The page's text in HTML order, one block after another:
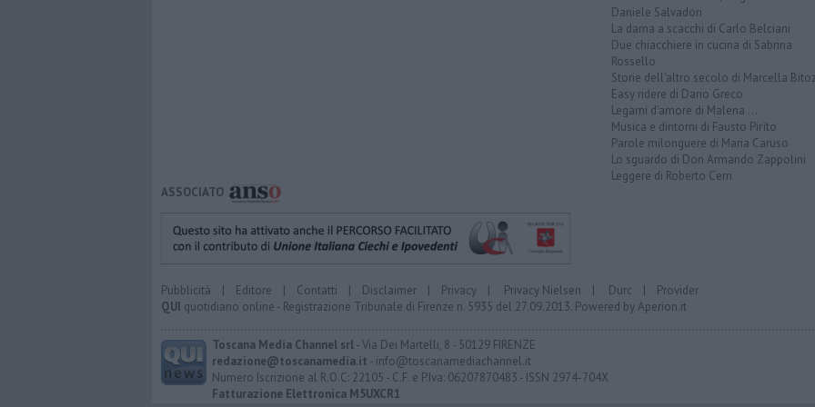
Daniele Salvadori
La dama a scacchi di Carlo Belciani
Due chiacchiere in cucina di Sabrina
Rossello
Storie dell'altro secolo di Marcella
Easy ridere di Dario Greco
Legami d'amore di Malena ...
Musica e dintorni di Fausto Pirìto
Parole milonguere di Maria Caruso
Lo sguardo di Don Armando Zappolini
Leggere di Roberto Cerri
ASSOCIATO
Pubblicità | Editore | Contatti | Disclaimer | Privacy | Privacy Nielsen | Durc | Provider
QUI quotidiano online - Registrazione Tribunale di Firenze n. 5935 del 27.09.2013. Powered byAperion.it
Toscana Media Channel srl- Via Dei Martelli, 8 - 50129 FIRENZE
redazione@toscanamedia.it - info@toscanamediachannel.it
Numero Iscrizione al R.O.C: 22105 - C.F. e P.Iva: 06207870483 - ISSN 2974-704X
Fatturazione Elettronica M5UXCR1